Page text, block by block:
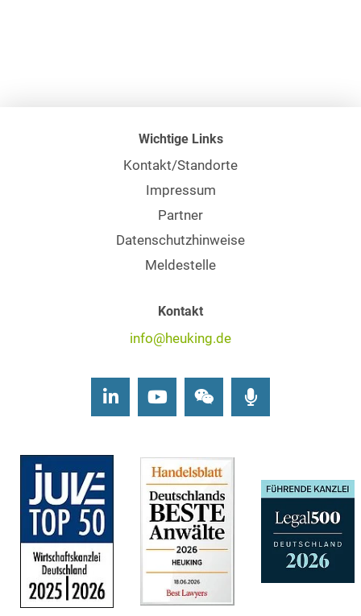
Wichtige Links
Kontakt/Standorte
Impressum
Partner
Datenschutzhinweise
Meldestelle
Kontakt
info@heuking.de
LinkedInYoutubeWechat